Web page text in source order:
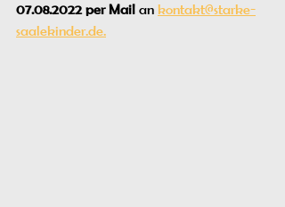
07.08.2022 per Mail an kontakt@starke-
saalekinder.de.